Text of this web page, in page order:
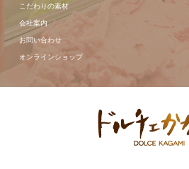
こだわりの素材
会社案内
お問い合わせ
オンラインショップ